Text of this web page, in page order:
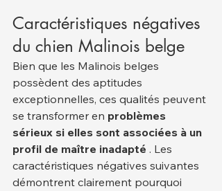
Caractéristiques négatives
du chien Malinois belge
Bien que les Malinois belges
possèdent des aptitudes
exceptionnelles, ces qualités peuvent
se transformer en problèmes
sérieux si elles sont associées à un
profil de maître inadapté . Les
caractéristiques négatives suivantes
démontrent clairement pourquoi